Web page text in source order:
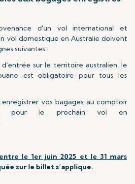
d'un vol international et
vol domestique en Australie doivent
suivantes :
sur le territoire australien, le
est obligatoire pour tous les
enregistrer vos bagages au comptoir
pour le prochain vol en
le 1er juin 2025 et le 31 mars
sur le billet s’applique.